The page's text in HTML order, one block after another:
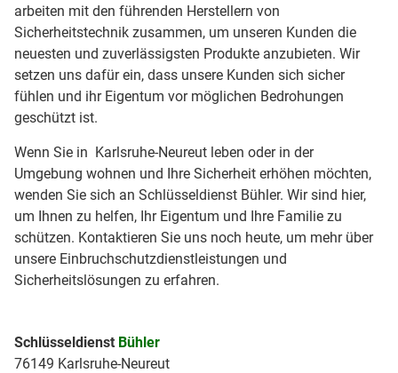
arbeiten mit den führenden Herstellern von
Sicherheitstechnik zusammen, um unseren Kunden die
neuesten und zuverlässigsten Produkte anzubieten. Wir
setzen uns dafür ein, dass unsere Kunden sich sicher
fühlen und ihr Eigentum vor möglichen Bedrohungen
geschützt ist.
Wenn Sie in Karlsruhe-Neureut leben oder in der
Umgebung wohnen und Ihre Sicherheit erhöhen möchten,
wenden Sie sich an Schlüsseldienst Bühler. Wir sind hier,
um Ihnen zu helfen, Ihr Eigentum und Ihre Familie zu
schützen. Kontaktieren Sie uns noch heute, um mehr über
unsere Einbruchschutzdienstleistungen und
Sicherheitslösungen zu erfahren.
Schlüsseldienst Bühler
76149 Karlsruhe-Neureut